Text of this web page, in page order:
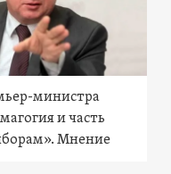
министра
и часть
Мнение